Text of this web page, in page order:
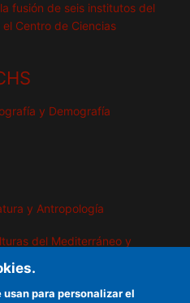
fusión de seis institutos del
Centro de Ciencias
y Demografía
y Antropología
del Mediterráneo y
Públicos
para personalizar el